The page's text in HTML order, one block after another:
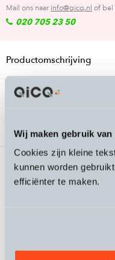
Wij maken gebruik van
Cookies zijn kleine
kunnen worden
efficiënter te maken.
Mail ons naar info@qicq.nl of bel
020 705 23 50
Productomschrijving